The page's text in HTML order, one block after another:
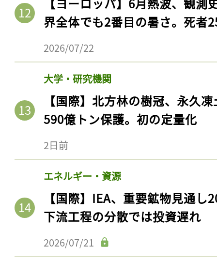
界全体でも2番目の暑さ。死者
2026/07/22
大学・研究機関
【国際】北方林の樹冠、永久
590億トン保護。初の定量化
2日前
エネルギー・資源
【国際】IEA、重要鉱物見通
下流工程の分散では投資遅れ
2026/07/21
記事をお気に入りに
ログインが必
ログイン